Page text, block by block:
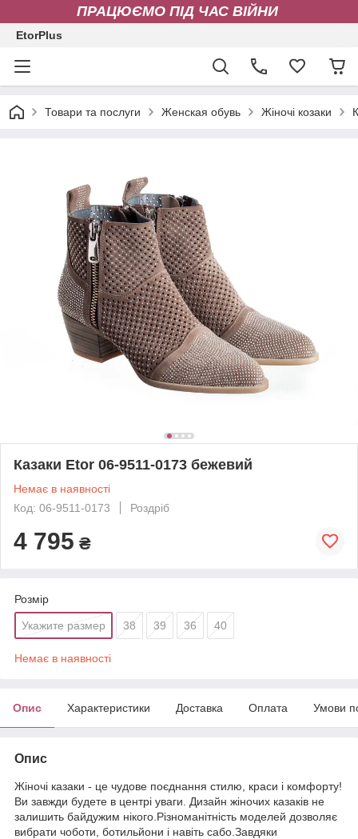
ПРАЦЮЄМО ПІД ЧАС ВІЙНИ
EtorPlus
Товари та послуги Женская обувь Жіночі козаки
Казаки Etor 06-9511-0173 бежевий
Немає в наявності
Код: 06-9511-0173
Роздріб
4 795 ₴
Розмір
Укажите размер 38 39 36 40
Немає в наявності
Опис Характеристики Доставка Оплата Умови
Опис
Жіночі казаки - це чудове поєднання стилю, краси і комфорту!
Ви завжди будете в центрі уваги. Дизайн жіночих казаків не
залишить байдужим нікого.Різноманітність моделей дозволяє
вибрати чоботи, ботильйони і навіть сабо.Завдяки